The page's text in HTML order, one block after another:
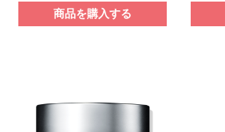
商品を購入する